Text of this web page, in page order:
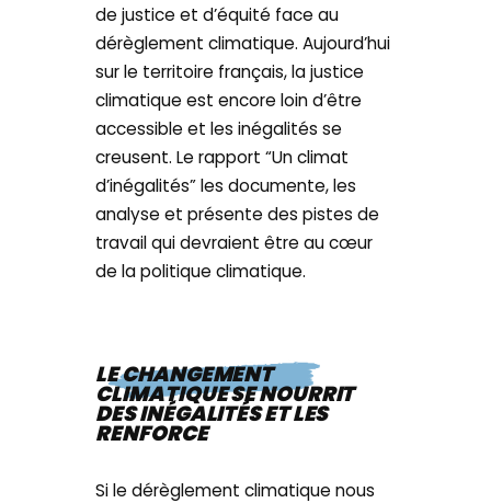
de justice et d’équité face au
dérèglement climatique. Aujourd’hui
sur le territoire français, la justice
climatique est encore loin d’être
accessible et les inégalités se
creusent. Le rapport “Un climat
d’inégalités” les documente, les
analyse et présente des pistes de
travail qui devraient être au cœur
de la politique climatique.
LE CHANGEMENT
CLIMATIQUE SE NOURRIT
DES INÉGALITÉS ET LES
RENFORCE
Si le dérèglement climatique nous